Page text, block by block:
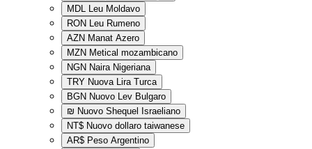
MDL Leu Moldavo
RON Leu Rumeno
AZN Manat Azero
MZN Metical mozambicano
NGN Naira Nigeriana
TRY Nuova Lira Turca
BGN Nuovo Lev Bulgaro
₪ Nuovo Shequel Israeliano
NT$ Nuovo dollaro taiwanese
AR$ Peso Argentino